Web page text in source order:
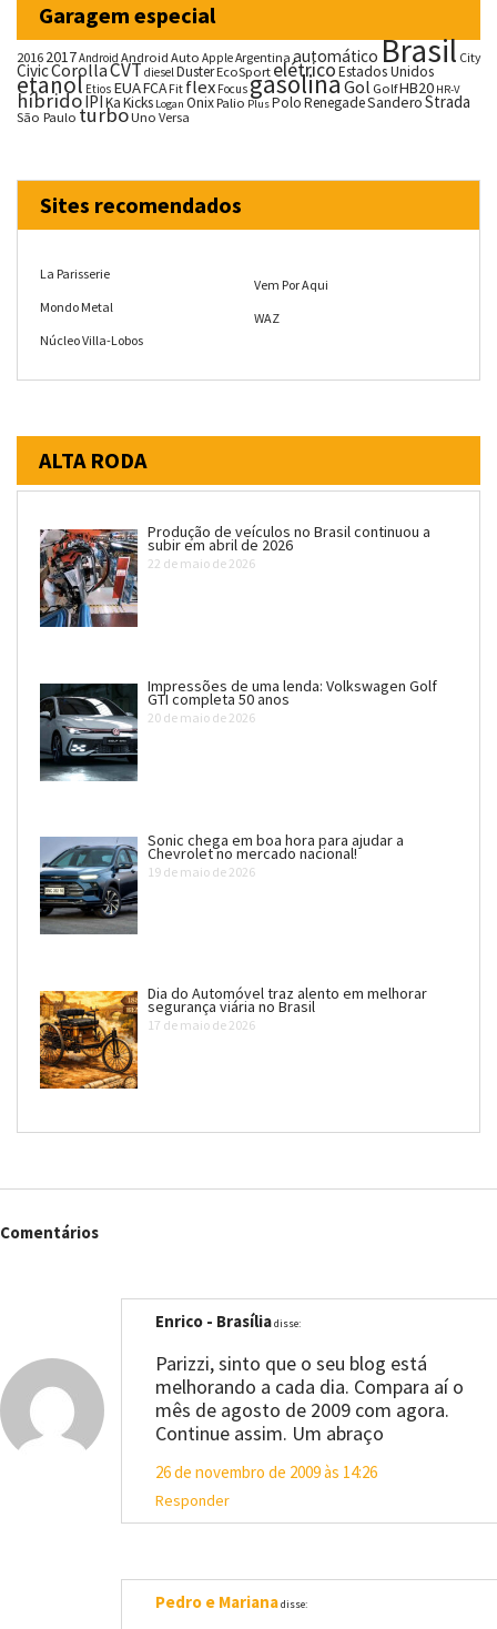
Garagem especial
20162017Android Android Auto AppleArgentina automáticoBrasil City
CivicCorollaCVTdieselDusterEcoSportelétricoEstados Unidos
etanol Etios EUAFCA Fit flex FocusgasolinaGol GolfHB20 HR-V
híbridoIPIKaKicks Logan OnixPalio PlusPoloRenegadeSanderoStrada
São Paulo turboUno Versa
Sites recomendados
La Parisserie
Mondo Metal
Núcleo Villa-Lobos
Vem Por Aqui
WAZ
ALTA RODA
Produção de veículos no Brasil continuou a
subir em abril de 2026
22 de maio de 2026
Impressões de uma lenda: Volkswagen Golf
GTI completa 50 anos
20 de maio de 2026
Sonic chega em boa hora para ajudar a
Chevrolet no mercado nacional!
19 de maio de 2026
Dia do Automóvel traz alento em melhorar
segurança viária no Brasil
17 de maio de 2026
Comentários
Enrico - Brasíliadisse:
Parizzi, sinto que o seu blog está
melhorando a cada dia. Compara aí o
mês de agosto de 2009 com agora.
Continue assim. Um abraço
26 de novembro de 2009 às 14:26
Responder
Pedro e Marianadisse: